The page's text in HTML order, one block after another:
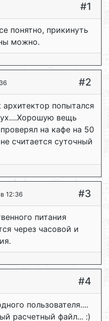
#1
понятно, прикинуть
можно.
#2
попытался
вещь
на кафе на 50
считается суточный
12:36 #3
питания
через часовой и
#4
пользователя....
расчетный файл... :)